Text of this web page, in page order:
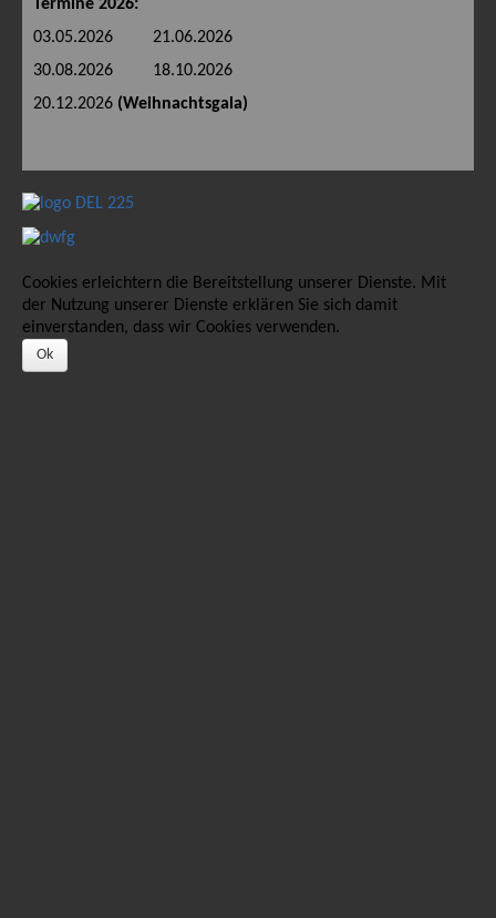
Termine 2026:
03.05.2026 21.06.2026
30.08.2026 18.10.2026
20.12.2026 (Weihnachtsgala)
Cookies erleichtern die Bereitstellung unserer Dienste. Mit
der Nutzung unserer Dienste erklären Sie sich damit
einverstanden, dass wir Cookies verwenden.
Ok